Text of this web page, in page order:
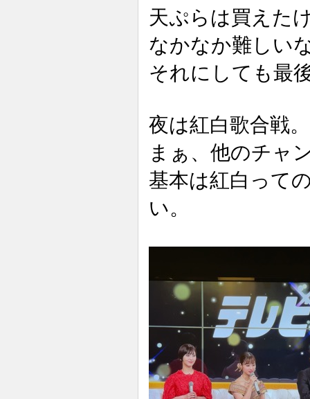
天ぷらは買えた
なかなか難しい
それにしても最
夜は紅白歌合戦。
まぁ、他のチャ
基本は紅白って
い。